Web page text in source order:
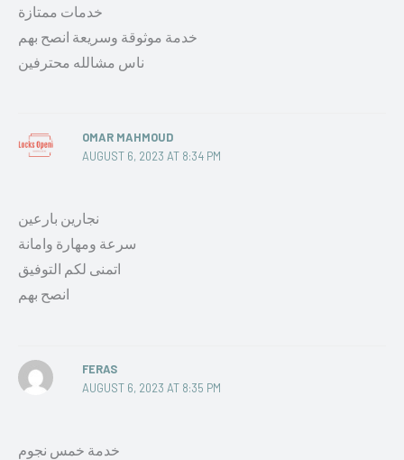
خدمات ممتازة
خدمة موثوقة وسريعة انصح بهم
ناس مشالله محترفين
OMAR MAHMOUD
AUGUST 6, 2023 AT 8:34 PM
نجارين بارعين
سرعة ومهارة وامانة
اتمنى لكم التوفيق
انصح بهم
FERAS
AUGUST 6, 2023 AT 8:35 PM
خدمة خمس نجوم